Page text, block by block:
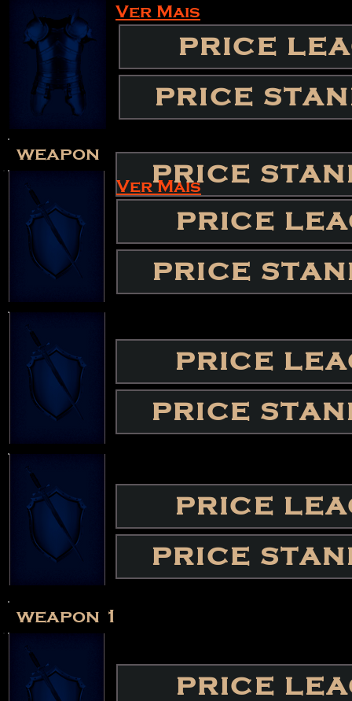
Ver Mais
PRICE
PRICE
PRICE
weapon
Ver Mais
PRICE
PRICE
PRICE
PRICE
PRICE
PRICE
weapon 1
PRICE